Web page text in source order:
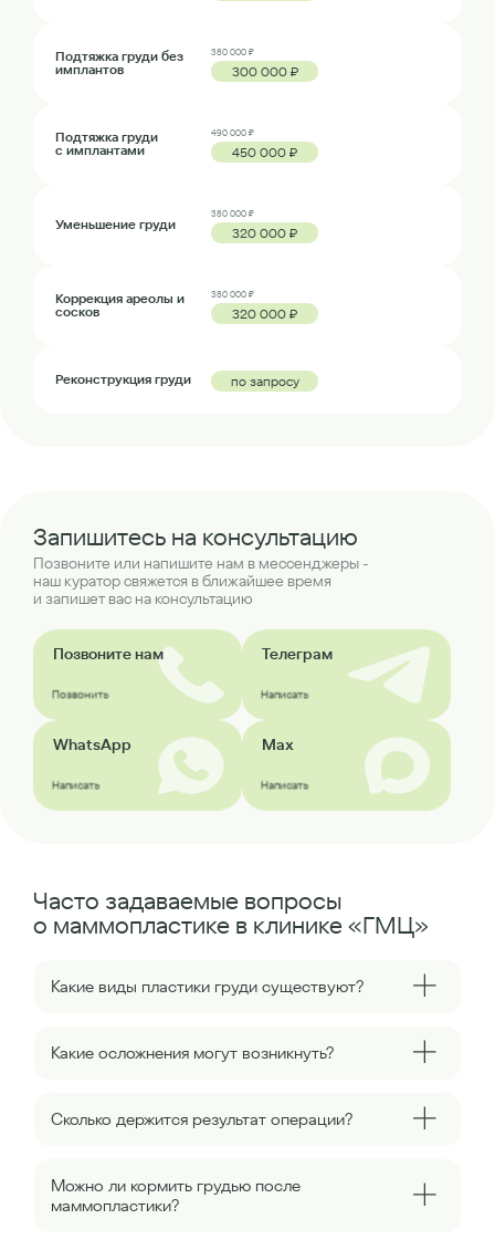
Подтяжка груди без
имплантов
380 000 ₽
300 000 ₽
Подтяжка груди
с имплантами
490 000 ₽
450 000 ₽
Уменьшение груди
380 000 ₽
320 000 ₽
Коррекция ареолы и
сосков
380 000 ₽
320 000 ₽
Реконструкция груди по запросу
Запишитесь на консультацию
Позвоните или напишите нам в мессенджеры -
наш куратор свяжется в ближайшее время
и запишет вас на консультацию
Позвоните нам
Позвонить
Телеграм
Написать
WhatsApp
Написать
Max
Написать
Часто задаваемые вопросы
о маммопластике в клинике «ГМЦ»
Какие виды пластики груди существуют?
Какие осложнения могут возникнуть?
Сколько держится результат операции?
Можно ли кормить грудью после
маммопластики?